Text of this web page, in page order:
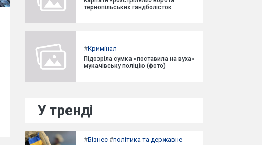
тернопільських гандболісток
#Кримінал
Підозріла сумка «поставила на вуха»
мукачівську поліцію (фото)
У тренді
#Бізнес #політика та державне